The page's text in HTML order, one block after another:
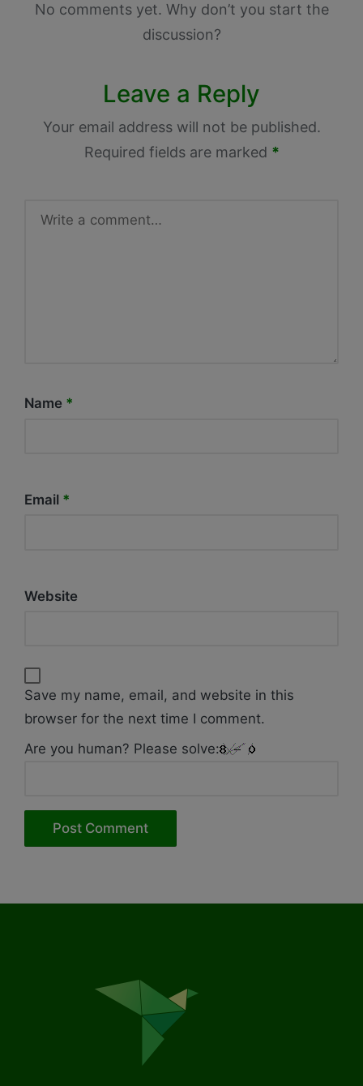
No comments yet. Why don’t you start the
discussion?
Leave a Reply
Your email address will not be published.
Required fields are marked *
Name *
Email *
Website
Save my name, email, and website in this
browser for the next time I comment.
Are you human? Please solve: